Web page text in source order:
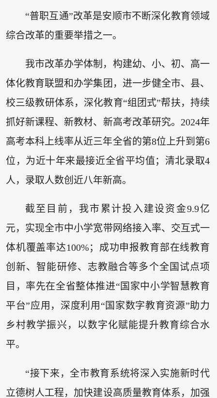
“普职互通”改革是安顺市不断深化教育领域
综合改革的重要举措之一。
我市改革办学体制，构建幼、小、初、高一
体化教育联盟和办学集团，进一步健全市、县、
校三级教研体系，深化教育“组团式”帮扶，持续
抓好新课程、新教材、新高考改革研究。2024年
高考本科上线率从近三年全省的第8位上升到第6
位，为近十年来最接近全省平均值；清北录取4
人，录取人数创近八年新高。
截至目前，我市累计投入建设资金9.9亿
元，实现全市中小学宽带网络接入率、交互式一
体机覆盖率达100%；成功申报教育部在线教育
创新、智能研修、志教融合等多个全国试点项
目，率先在全省整体推进“国家中小学智慧教育
平台”应用，深度利用“国家数字教育资源”助力
乡村教学振兴，以数字化赋能提升教育综合水
平。
“接下来，全市教育系统将深入实施新时代
立德树人工程，加快建设高质量教育体系，加强